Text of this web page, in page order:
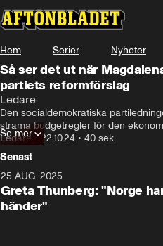
Hem Serier Nyheter
Så ser det ut när
partiets reformförslag
Ledare
Den socialdemokratiska
strama budgetregler för den
Från 2027 får Sverige ett
fortsatt inte får göra
Genom uppgörelsen har
möjligheterna att lösa stora
längre genomförbar.
Ledare • 22.10.24 • 40 sek
Se mer
Senast
25 AUG. 2025
Greta Thunberg: "Norge
händer"